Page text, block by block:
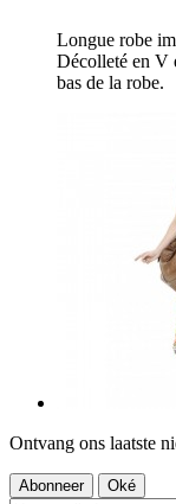
Longue robe
Décolleté en V
bas de la robe.
Ontvang ons laatste